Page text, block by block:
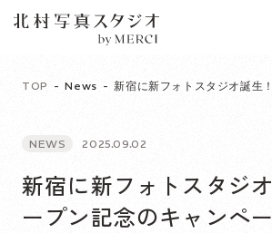
TOP News 新宿に新フォトスタジオ誕生
NEWS 2025.09.02
新宿に新フォトスタジ
ープン記念のキャンペ